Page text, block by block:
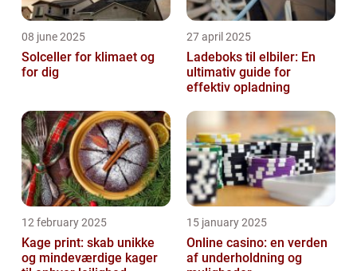
08 june 2025
Solceller for klimaet og
for dig
27 april 2025
Ladeboks til elbiler: En
ultimativ guide for
effektiv opladning
12 february 2025
Kage print: skab unikke
og mindeværdige kager
15 january 2025
Online casino: en verden
af underholdning og